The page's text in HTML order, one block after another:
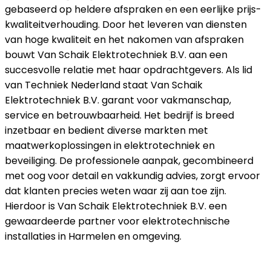
gebaseerd op heldere afspraken en een eerlijke prijs-
kwaliteitverhouding. Door het leveren van diensten
van hoge kwaliteit en het nakomen van afspraken
bouwt Van Schaik Elektrotechniek B.V. aan een
succesvolle relatie met haar opdrachtgevers. Als lid
van Techniek Nederland staat Van Schaik
Elektrotechniek B.V. garant voor vakmanschap,
service en betrouwbaarheid. Het bedrijf is breed
inzetbaar en bedient diverse markten met
maatwerkoplossingen in elektrotechniek en
beveiliging. De professionele aanpak, gecombineerd
met oog voor detail en vakkundig advies, zorgt ervoor
dat klanten precies weten waar zij aan toe zijn.
Hierdoor is Van Schaik Elektrotechniek B.V. een
gewaardeerde partner voor elektrotechnische
installaties in Harmelen en omgeving.